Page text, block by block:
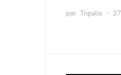
par Tripalio